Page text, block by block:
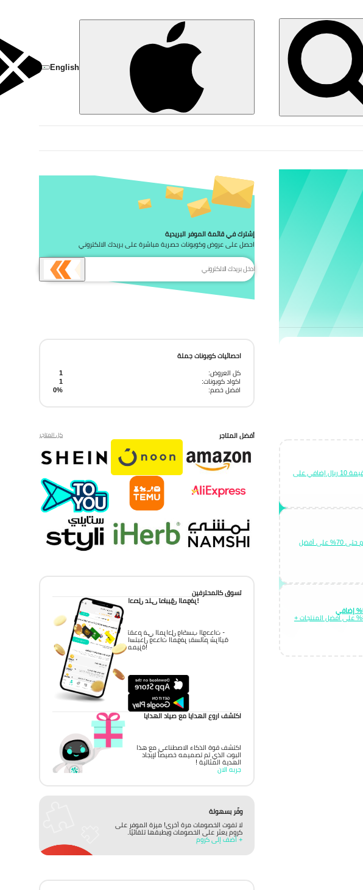
English
كود خصم كارفور السعودية بقيمة 10 ريال إضافي على
أقوى عروض امازون: خصم حتى 70% على أفضل
خصم Ubuy بقيمة حتى 85% على افضل المنتجات +
إشترك في قائمة الموفر البريدية
احصل على عروض وكوبونات حصرية مباشرة على بريدك الالكتروني
احصائيات كوبونات جملة
كل العروض:
1
اكواد كوبونات: 1
افضل خصم: 0%
أفضل المتاجر كل المتاجر
تسوق كالمحترفين
احصل على تطبيق الموفر!
تقدم في المراحل واكسب الوحدات -
استبدل وحدات الموفر بقسائم شرائية
مميزة!
اكتشف اروع الهدايا مع صياد الهدايا
اكتشف قوة الذكاء الاصطناعي مع هذا
البوت الذي تم تصميمه خصيصاً لإيجاد
الهدية المثالية !
جربه الان
وفّر بسهولة
لا تفوت الخصومات مرة أخرى! ميزة الموفر على
كروم يعثر على الخصومات ويطبقها تلقائيًا.
+ أضف إلى كروم